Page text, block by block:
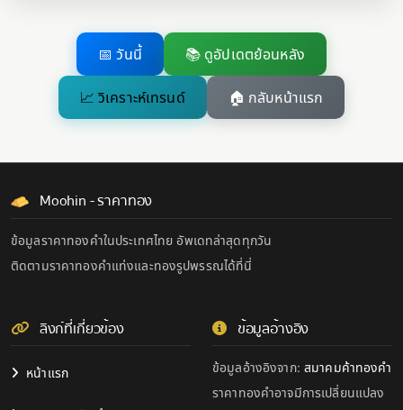
📅 วันนี้ 📚 ดูอัปเดตย้อนหลัง
📈 วิเคราะห์เทรนด์ 🏠 กลับหน้าแรก
Moohin - ราคาทอง
ข้อมูลราคาทองคำในประเทศไทย อัพเดทล่าสุดทุกวัน
ติดตามราคาทองคำแท่งและทองรูปพรรณได้ที่นี่
ลิงก์ที่เกี่ยวข้อง
หน้าแรก
ข้อมูลอ้างอิง
ข้อมูลอ้างอิงจาก: สมาคมค้าทองคำ
ราคาทองคำอาจมีการเปลี่ยนแปลง